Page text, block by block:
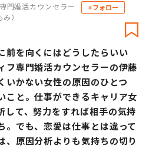
門婚活カウンセラー
）
+フォロー
前を向くにはどうしたらいい
フ専門婚活カウンセラーの伊藤
いかない女性の原因のひとつ
こと。仕事ができるキャリア女
して、努力をすれば相手の気持
。でも、恋愛は仕事とは違って
、原因分析よりも気持ちの切り